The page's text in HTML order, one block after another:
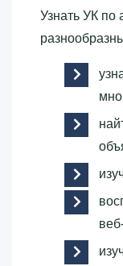
Узнать УК по